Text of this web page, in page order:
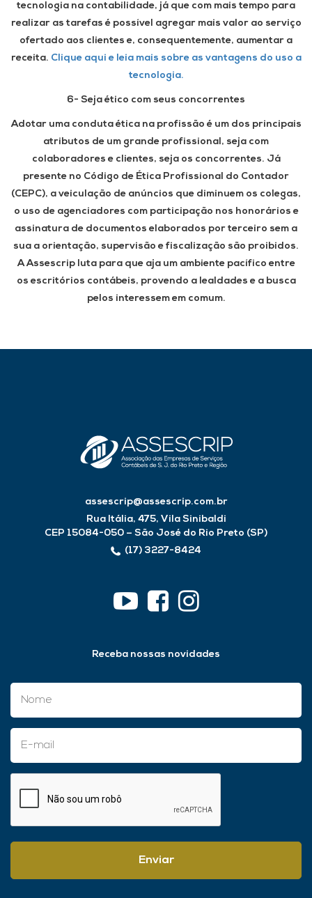
tecnologia na contabilidade, já que com mais tempo para
realizar as tarefas é possível agregar mais valor ao serviço
ofertado aos clientes e, consequentemente, aumentar a
receita. Clique aqui e leia mais sobre as vantagens do uso a
tecnologia.
6- Seja ético com seus concorrentes
Adotar uma conduta ética na profissão é um dos principais
atributos de um grande profissional, seja com
colaboradores e clientes, seja os concorrentes. Já
presente no Código de Ética Profissional do Contador
(CEPC), a veiculação de anúncios que diminuem os colegas,
o uso de agenciadores com participação nos honorários e
assinatura de documentos elaborados por terceiro sem a
sua a orientação, supervisão e fiscalização são proibidos.
A Assescrip luta para que aja um ambiente pacífico entre
os escritórios contábeis, provendo a lealdades e a busca
pelos interessem em comum.
assescrip@assescrip.com.br
Rua Itália, 475, Vila Sinibaldi
CEP 15084-050 – São José do Rio Preto (SP)
(17) 3227-8424
Receba nossas novidades
Enviar